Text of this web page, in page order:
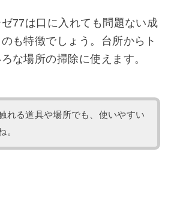
77は口に入れても問題ない成
も特徴でしょう。台所からト
な場所の掃除に使えます。
れる道具や場所でも、使いやすい
。